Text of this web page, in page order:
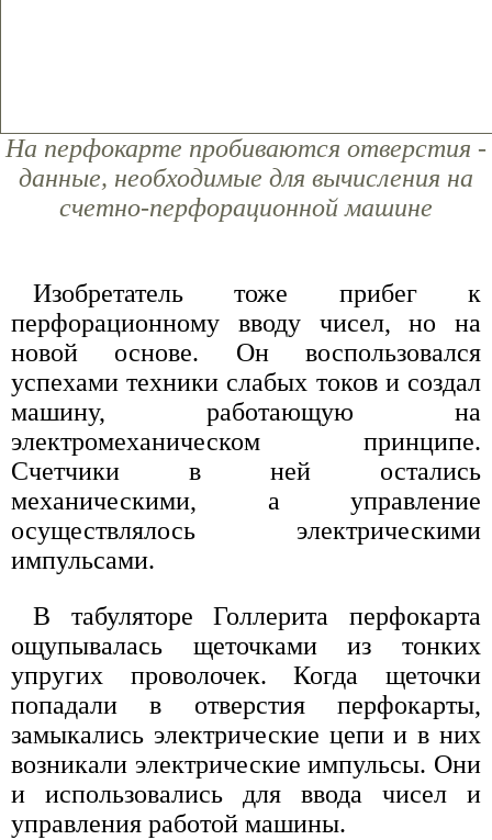
На перфокарте пробиваются отверстия -
данные, необходимые для вычисления на
счетно-перфорационной машине
Изобретатель тоже прибег к
перфорационному вводу чисел, но на
новой основе. Он воспользовался
успехами техники слабых токов и создал
машину, работающую на
электромеханическом принципе.
Счетчики в ней остались
механическими, а управление
осуществлялось электрическими
импульсами.
В табуляторе Голлерита перфокарта
ощупывалась щеточками из тонких
упругих проволочек. Когда щеточки
попадали в отверстия перфокарты,
замыкались электрические цепи и в них
возникали электрические импульсы. Они
и использовались для ввода чисел и
управления работой машины.